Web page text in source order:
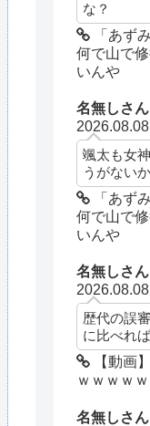
な？
「あず
何で山で
いんや
名無しさん
2026.08.08
颯太も女
うがない
「あず
何で山で
いんや
名無しさん
2026.08.08
歴代の誤
に比べれ
【動画
ｗｗｗｗ
名無しさん